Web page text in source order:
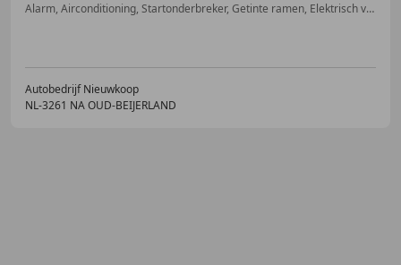
Alarm, Airconditioning, Startonderbreker, Getinte ramen, Elektrisch verstelbare buitenspiegels, Elektrische ramen, Radio, MP3
Autobedrijf Nieuwkoop
NL-3261 NA OUD-BEIJERLAND